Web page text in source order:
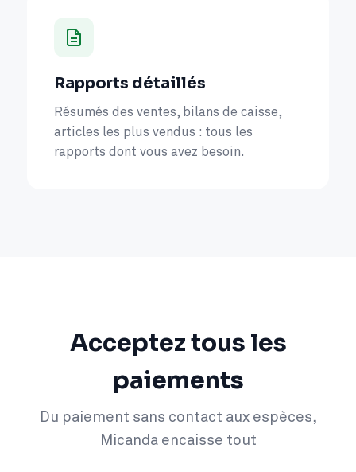
Rapports détaillés
Résumés des ventes, bilans de caisse,
articles les plus vendus : tous les
rapports dont vous avez besoin.
Acceptez tous les
paiements
Du paiement sans contact aux espèces,
Micanda encaisse tout